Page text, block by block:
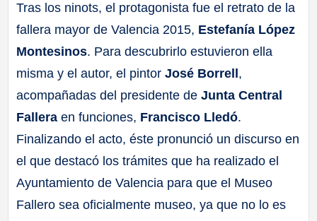
Tras los ninots, el protagonista fue el retrato de la
fallera mayor de Valencia 2015, Estefanía López
Montesinos. Para descubrirlo estuvieron ella
misma y el autor, el pintorJosé Borrell ,
acompañadas del presidente de Junta Central
Fallera en funciones, Francisco Lledó.
Finalizando el acto, éste pronunció un discurso en
el que destacó los trámites que ha realizado el
Ayuntamiento de Valencia para que el Museo
Fallero sea oficialmente museo, ya que no lo es